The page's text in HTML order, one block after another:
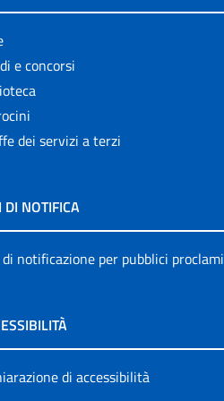
e concorsi
dei servizi a terzi
DI NOTIFICA
notificazione per pubblici proclami
di accessibilità